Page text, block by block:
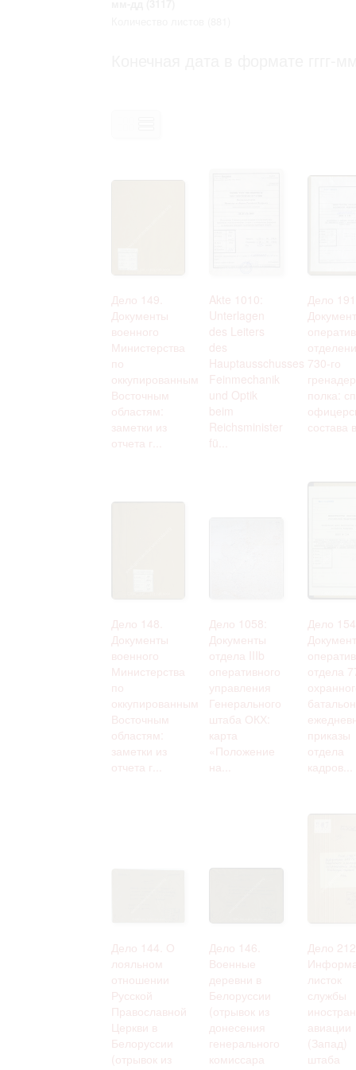
Дело 149.
Документы
военного
Министерства
по
оккупированным
Восточным
областям:
заметки из
отчета г...
Akte 1010:
Unterlagen
des Leiters
des
Hauptausschusses
Feinmechanik
und Optik
beim
Reichsminister
fü...
Дело
730-го
полка:
состава
Дело 148.
Документы
военного
Министерства
по
оккупированным
Восточным
областям:
заметки из
отчета г...
Дело 1058:
Документы
отдела IIIb
оперативного
управления
Генерального
штаба ОКХ:
карта
«Положение
на...
Дело
отдела
приказы
отдела
кадров...
Дело 144. О
лояльном
отношении
Русской
Православной
Церкви в
Белоруссии
(отрывок из
Дело 146.
Военные
деревни в
Белоруссии
(отрывок из
донесения
генерального
комиссара
Дело
листок
службы
авиации
(Запад)
штаба